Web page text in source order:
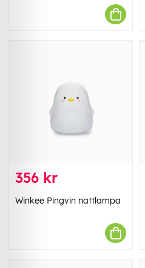
356 kr
Winkee Pingvin nattlampa